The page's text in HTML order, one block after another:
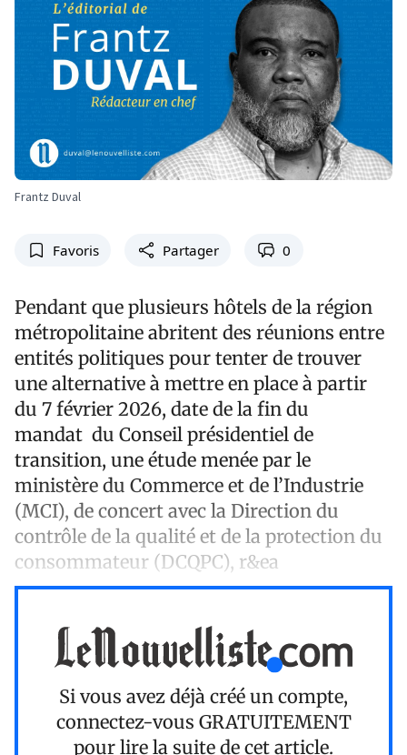
Frantz Duval
Favoris Partager 0
Pendant que plusieurs hôtels de la région
métropolitaine abritent des réunions entre
entités politiques pour tenter de trouver
une alternative à mettre en place à partir
du 7 février 2026, date de la fin du
mandat du Conseil présidentiel de
transition, une étude menée par le
ministère du Commerce et de l’Industrie
(MCI), de concert avec la Direction du
contrôle de la qualité et de la protection du
consommateur (DCQPC), r&ea
Si vous avez déjà créé un compte,
connectez-vous GRATUITEMENT
pour lire la suite de cet article.